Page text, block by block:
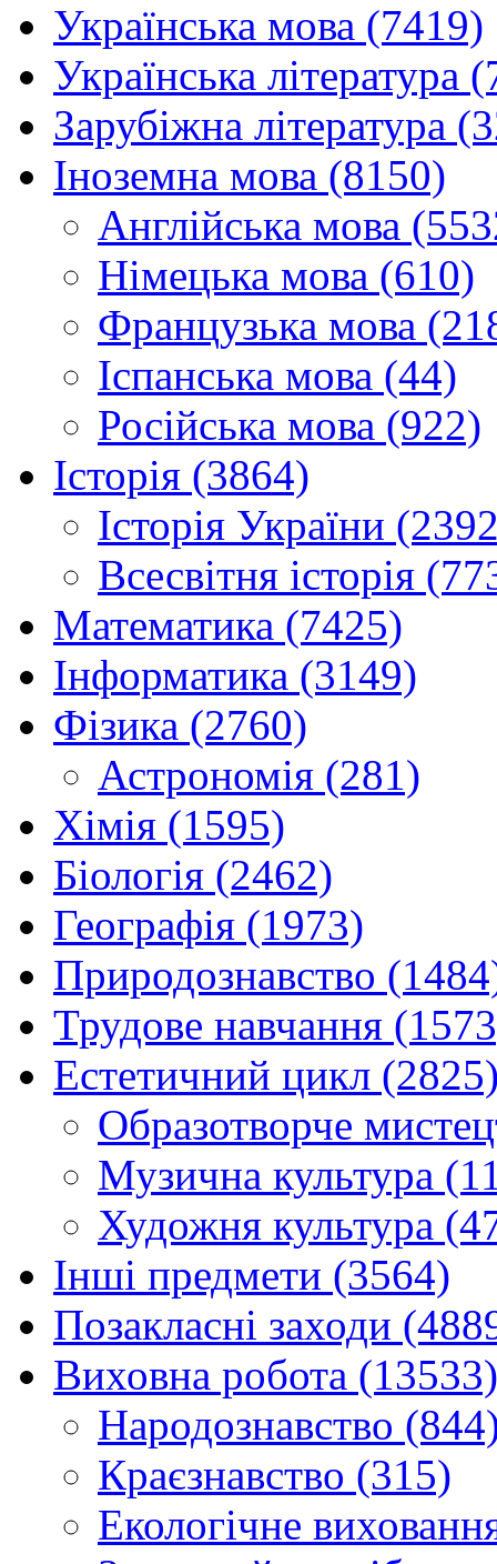
Українська мова (7419)
Українська література
Зарубіжна література
Іноземна мова (8150)
Англійська мова
Німецька мова (610)
Французька мова
Іспанська мова (44)
Російська мова (922)
Історія (3864)
Історія України
Всесвітня історія
Математика (7425)
Інформатика (3149)
Фізика (2760)
Астрономія (281)
Хімія (1595)
Біологія (2462)
Географія (1973)
Природознавство
Трудове навчання
Естетичний цикл
Образотворче
Музична культура
Художня культура
Інші предмети (3564)
Позакласні заходи
Виховна робота (13533)
Народознавство
Краєзнавство (315)
Екологічне